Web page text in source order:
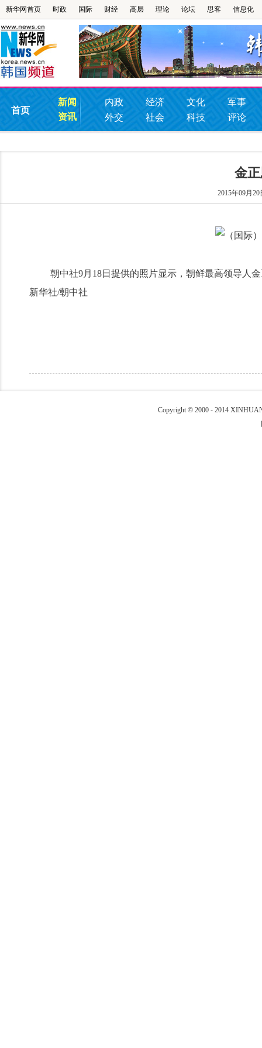
新华网首页 时政 国际 财经 高层 理论 论坛 思客 信息化
首页
新闻
资讯
内政 经济 文化
军事
外交
社会 科技 评论
金
2015年09月
朝中社9月18日提供的照片显示，朝鲜最高领导人金
新华社/朝中社
Copyright © 2000 - 2014